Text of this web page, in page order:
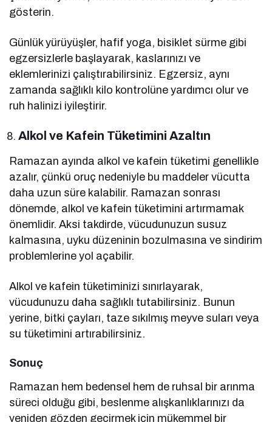
gösterin.
Günlük yürüyüşler, hafif yoga, bisiklet sürme gibi
egzersizlerle başlayarak, kaslarınızı ve
eklemlerinizi çalıştırabilirsiniz. Egzersiz, aynı
zamanda sağlıklı kilo kontrolüne yardımcı olur ve
ruh halinizi iyileştirir.
Alkol ve Kafein Tüketimini Azaltın
Ramazan ayında alkol ve kafein tüketimi genellikle
azalır, çünkü oruç nedeniyle bu maddeler vücutta
daha uzun süre kalabilir. Ramazan sonrası
dönemde, alkol ve kafein tüketimini artırmamak
önemlidir. Aksi takdirde, vücudunuzun susuz
kalmasına, uyku düzeninin bozulmasına ve sindirim
problemlerine yol açabilir.
Alkol ve kafein tüketiminizi sınırlayarak,
vücudunuzu daha sağlıklı tutabilirsiniz. Bunun
yerine, bitki çayları, taze sıkılmış meyve suları veya
su tüketimini artırabilirsiniz.
Sonuç
Ramazan hem bedensel hem de ruhsal bir arınma
süreci olduğu gibi, beslenme alışkanlıklarınızı da
yeniden gözden geçirmek için mükemmel bir